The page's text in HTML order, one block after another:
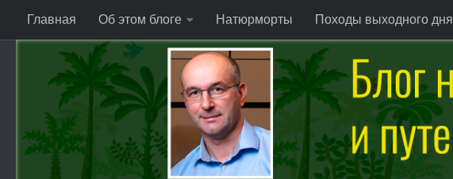
Перейти к содержимому
Главная Об этом блоге Натюрморты Походы выходного дня